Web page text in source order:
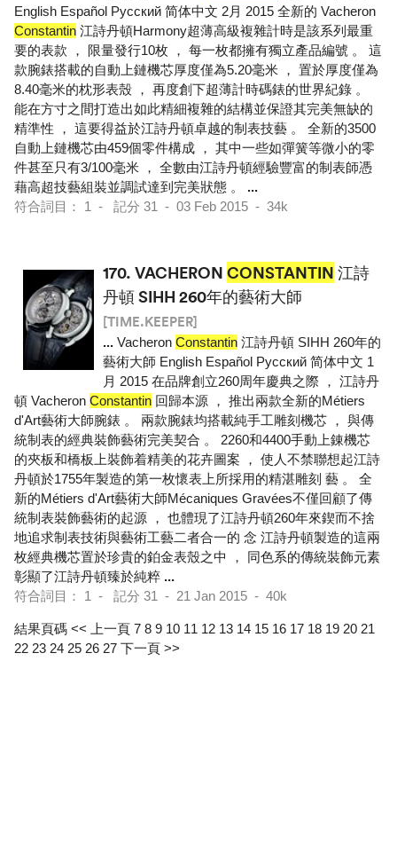
English Español Pусский 简体中文 2月 2015 全新的 Vacheron
Constantin 江詩丹頓Harmony超薄高級複雜計時是該系列最重
要的表款 ， 限量發行10枚 ， 每一枚都擁有獨立產品編號 。 這
款腕錶搭載的自動上鏈機芯厚度僅為5.20毫米 ， 置於厚度僅為
8.40毫米的枕形表殼 ， 再度創下超薄計時碼錶的世界紀錄 。
能在方寸之間打造出如此精細複雜的結構並保證其完美無缺的
精準性 ， 這要得益於江詩丹頓卓越的制表技藝 。 全新的3500
自動上鏈機芯由459個零件構成 ， 其中一些如彈簧等微小的零
件甚至只有3/100毫米 ， 全數由江詩丹頓經驗豐富的制表師憑
藉高超技藝組裝並調試達到完美狀態 。 ...
符合詞目： 1 - 記分 31 - 03 Feb 2015 - 34k
170. VACHERON CONSTANTIN 江詩
丹頓 SIHH 260年的藝術大師
[TIME.KEEPER]
... Vacheron Constantin 江詩丹頓 SIHH 260年的
藝術大師 English Español Pусский 简体中文 1
月 2015 在品牌創立260周年慶典之際 ， 江詩丹
頓 Vacheron Constantin 回歸本源 ， 推出兩款全新的Métiers
d'Art藝術大師腕錶 。 兩款腕錶均搭載純手工雕刻機芯 ， 與傳
統制表的經典裝飾藝術完美契合 。 2260和4400手動上錬機芯
的夾板和橋板上裝飾着精美的花卉圖案 ， 使人不禁聯想起江詩
丹頓於1755年製造的第一枚懷表上所採用的精湛雕刻 藝 。 全
新的Métiers d'Art藝術大師Mécaniques Gravées不僅回顧了傳
統制表裝飾藝術的起源 ， 也體現了江詩丹頓260年來鍥而不捨
地追求制表技術與藝術工藝二者合一的 念 江詩丹頓製造的這兩
枚經典機芯置於珍貴的鉑金表殼之中 ， 同色系的傳統裝飾元素
彰顯了江詩丹頓臻於純粹 ...
符合詞目： 1 - 記分 31 - 21 Jan 2015 - 40k
結果頁碼 << 上一頁 7 8 9 10 11 12 13 14 15 16 17 18 19 20 21
22 23 24 25 26 27 下一頁 >>